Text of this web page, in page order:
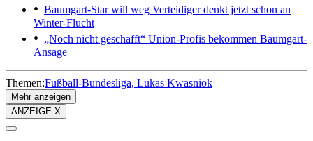
Baumgart-Star will weg Verteidiger denkt jetzt schon an
Winter-Flucht
„Noch nicht geschafft“ Union-Profis bekommen Baumgart-
Ansage
Themen:Fußball-Bundesliga Lukas Kwasniok
Mehr anzeigen
ANZEIGE X